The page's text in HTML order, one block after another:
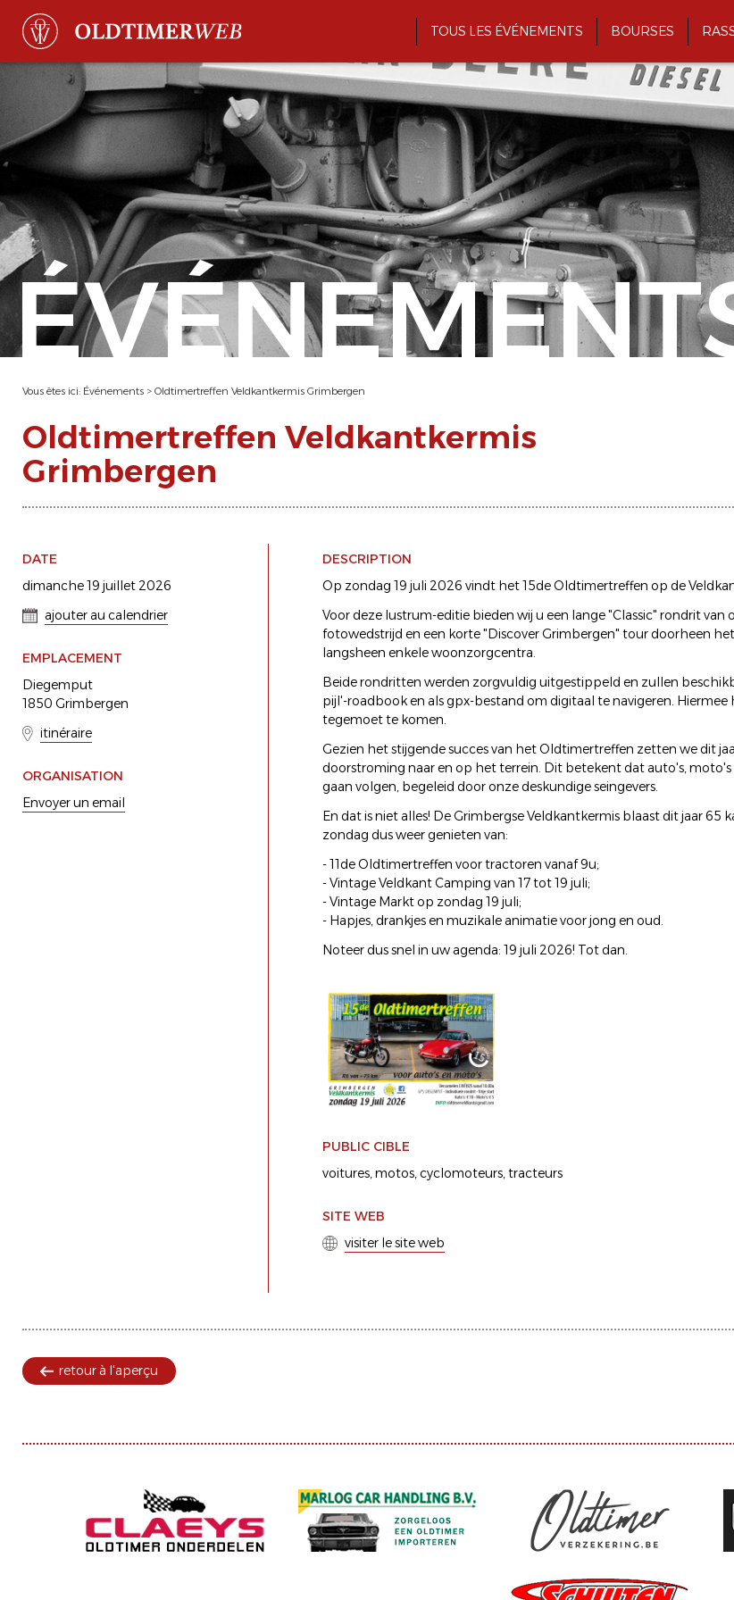
TOUS LES ÉVÉNEMENTS BOURSES
Vous êtes ici: Événements > Oldtimertreffen Veldkantkermis Grimbergen
Oldtimertreffen Veldkantkermis
Grimbergen
DATE
dimanche 19 juillet 2026
ajouter au calendrier
EMPLACEMENT
Diegemput
1850 Grimbergen
itinéraire
ORGANISATION
Envoyer un email
DESCRIPTION
Op zondag 19 juli 2026 vindt het 15de Oldtimertreffen op de
Voor deze lustrum-editie bieden wij u een lange "Classic" rondrit van
fotowedstrijd en een korte "Discover Grimbergen" tour doorheen
langsheen enkele woonzorgcentra.
Beide rondritten werden zorgvuldig uitgestippeld en zullen
pijl'-roadbook en als gpx-bestand om digitaal te navigeren. Hiermee
tegemoet te komen.
Gezien het stijgende succes van het Oldtimertreffen zetten we dit
doorstroming naar en op het terrein. Dit betekent dat auto's,
gaan volgen, begeleid door onze deskundige seingevers.
En dat is niet alles! De Grimbergse Veldkantkermis blaast dit jaar 65
zondag dus weer genieten van:
- 11de Oldtimertreffen voor tractoren vanaf 9u;
- Vintage Veldkant Camping van 17 tot 19 juli;
- Vintage Markt op zondag 19 juli;
- Hapjes, drankjes en muzikale animatie voor jong en oud.
Noteer dus snel in uw agenda: 19 juli 2026! Tot dan.
PUBLIC CIBLE
voitures motos cyclomoteurs tracteurs
SITE WEB
visiter le site web
retour à l'aperçu